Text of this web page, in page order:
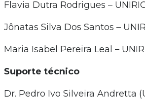
Flavia Dutra Rodrigues –
Jônatas Silva Dos Santos – UNIR
Maria Isabel Pereira Leal –
Suporte técnico
Dr. Pedro Ivo Silveira Andretta